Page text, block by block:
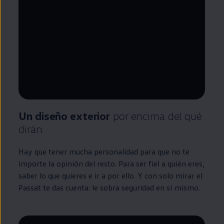
Remaining time, --:--
Un diseño exterior por encima del qué
dirán
Hay que tener mucha personalidad para que no te
importe la opinión del resto. Para ser fiel a quién eres,
saber lo que quieres e ir a por ello. Y con solo mirar el
Passat te das cuenta: le sobra seguridad en sí mismo.